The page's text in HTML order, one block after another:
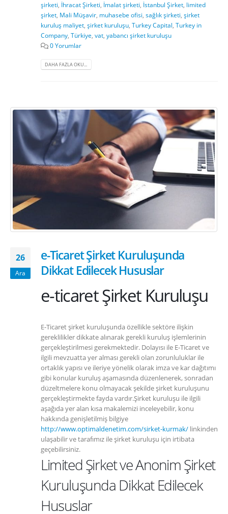
şirketi, İhracat Şirketi, İmalat şirketi, İstanbul Şirket, limited
şirket, Mali Müşavir, muhasebe ofisi, sağlık şirketi, şirket
kuruluş maliyet, şirket kuruluşu, Turkey Capital, Turkey in
Company, Türkiye, vat, yabancı şirket kuruluşu
0 Yorumlar
DAHA FAZLA OKU...
26
Ara
e-Ticaret Şirket Kuruluşunda
Dikkat Edilecek Hususlar
e-ticaret Şirket Kuruluşu
E-Ticaret şirket kuruluşunda özellikle sektöre ilişkin
gereklilikler dikkate alınarak gerekli kuruluş işlemlerinin
gerçekleştirilmesi gerekmektedir. Dolayısı ile E-Ticaret ve
ilgili mevzuatta yer alması gerekli olan zorunluluklar ile
ortaklık yapısı ve ileriye yönelik olarak imza ve kar dağıtımı
gibi konular kuruluş aşamasında düzenlenerek, sonradan
düzeltmelere konu olmayacak şekilde şirket kuruluşunu
gerçekleştirmekte fayda vardır.Şirket kuruluşu ile ilgili
aşağıda yer alan kısa makalemizi inceleyebilir, konu
hakkında genişletilmiş bilgiye
http://www.optimaldenetim.com/sirket-kurmak/ linkinden
ulaşabilir ve tarafımız ile şirket kuruluşu için irtibata
geçebilirsiniz.
Limited Şirket ve Anonim Şirket
Kuruluşunda Dikkat Edilecek
Hususlar